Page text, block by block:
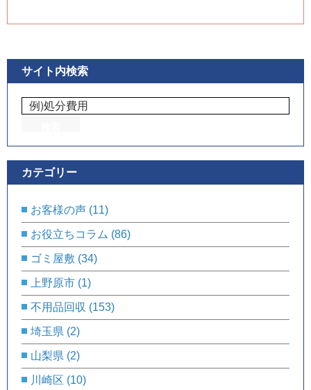
サイト内検索
カテゴリー
お客様の声 (11)
お役立ちコラム (86)
ゴミ屋敷 (34)
上野原市 (1)
不用品回収 (153)
埼玉県 (2)
山梨県 (2)
川崎区 (10)